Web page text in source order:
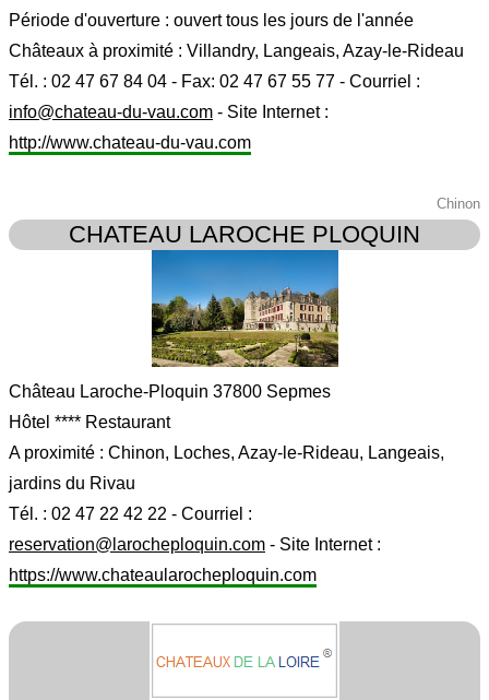
Période d'ouverture : ouvert tous les jours de l'année
Châteaux à proximité : Villandry, Langeais, Azay-le-Rideau
Tél. : 02 47 67 84 04 - Fax: 02 47 67 55 77 - Courriel :
info@chateau-du-vau.com - Site Internet :
http://www.chateau-du-vau.com
Chinon
CHATEAU LAROCHE PLOQUIN
Château Laroche-Ploquin 37800 Sepmes
Hôtel **** Restaurant
A proximité : Chinon, Loches, Azay-le-Rideau, Langeais,
jardins du Rivau
Tél. : 02 47 22 42 22 - Courriel :
reservation@larocheploquin.com - Site Internet :
https://www.chateaularocheploquin.com